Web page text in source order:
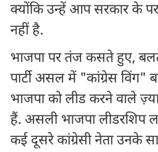
क्योंकि उन्हें आप सरकार के
नहीं है.
भाजपा पर तंज कसते हुए,
पार्टी असल में "कांग्रेस
भाजपा को लीड करने वाले
हैं. असली भाजपा लीडरशिप
कई दूसरे कांग्रेसी नेता उनके